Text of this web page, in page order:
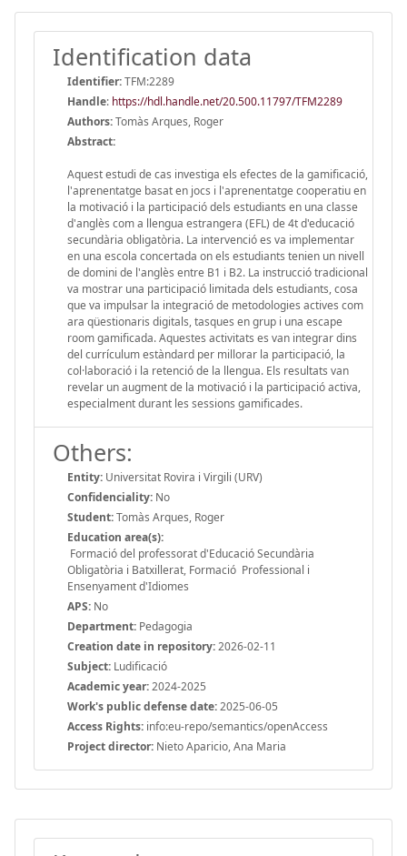
Identification data
Identifier:TFM:2289
Handle: https://hdl.handle.net/20.500.11797/TFM2289
Authors:Tomàs Arques, Roger
Abstract:
Aquest estudi de cas investiga els efectes de la gamificació,
l'aprenentatge basat en jocs i l'aprenentatge cooperatiu en
la motivació i la participació dels estudiants en una classe
d'anglès com a llengua estrangera (EFL) de 4t d'educació
secundària obligatòria. La intervenció es va implementar
en una escola concertada on els estudiants tenien un nivell
de domini de l'anglès entre B1 i B2. La instrucció tradicional
va mostrar una participació limitada dels estudiants, cosa
que va impulsar la integració de metodologies actives com
ara qüestionaris digitals, tasques en grup i una escape
room gamificada. Aquestes activitats es van integrar dins
del currículum estàndard per millorar la participació, la
col·laboració i la retenció de la llengua. Els resultats van
revelar un augment de la motivació i la participació activa,
especialment durant les sessions gamificades.
Others:
Entity: Universitat Rovira i Virgili (URV)
Confidenciality: No
Student:Tomàs Arques, Roger
Education area(s):
Formació del professorat d'Educació Secundària
Obligatòria i Batxillerat, Formació Professional i
Ensenyament d'Idiomes
APS: No
Department: Pedagogia
Creation date in repository:2026-02-11
Subject: Ludificació
Academic year:2024-2025
Work's public defense date:2025-06-05
Access Rights: info:eu-repo/semantics/openAccess
Project director: Nieto Aparicio, Ana Maria